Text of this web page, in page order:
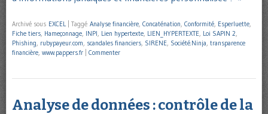
Archivé sous EXCEL Taggé Analyse financière, Concaténation, Conformité, Esperluette,
Fiche tiers, Hameçonnage, INPI, Lien hypertexte, LIEN_HYPERTEXTE, Loi SAPIN 2,
Phishing, rubypayeur.com, scandales financiers, SIRENE, Société.Ninja, transparence
financière, www.pappers.fr Commenter
Analyse de données : contrôle de la